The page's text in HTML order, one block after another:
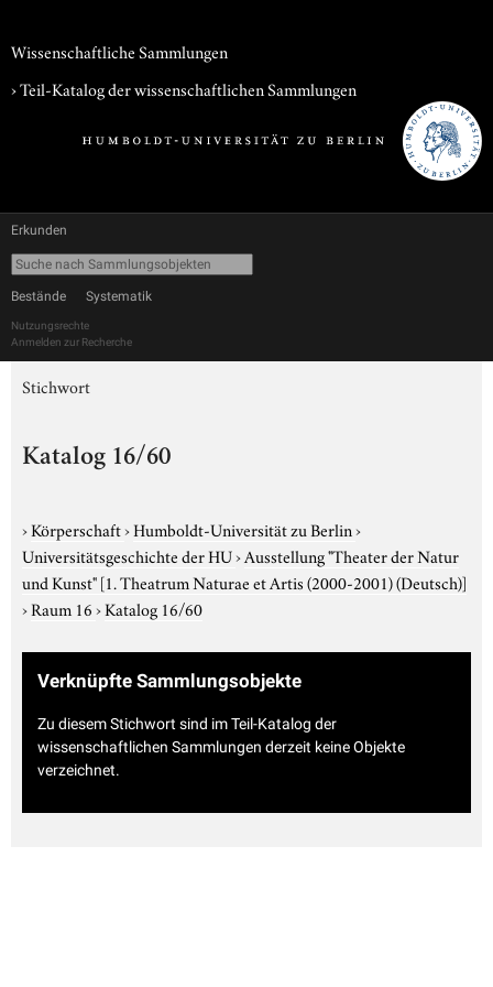
Wissenschaftliche Sammlungen
› Teil-Katalog der wissenschaftlichen Sammlungen
Erkunden
Bestände Systematik
Nutzungsrechte
Anmelden zur Recherche
Stichwort
Katalog 16/60
›Körperschaft›Humboldt-Universität zu Berlin›
Universitätsgeschichte der HU›Ausstellung "Theater der Natur
und Kunst"[1. Theatrum Naturae et Artis (2000-2001) (Deutsch)]
›Raum 16›Katalog 16/60
Verknüpfte Sammlungsobjekte
Zu diesem Stichwort sind im Teil-Katalog der
wissenschaftlichen Sammlungen derzeit keine Objekte
verzeichnet.